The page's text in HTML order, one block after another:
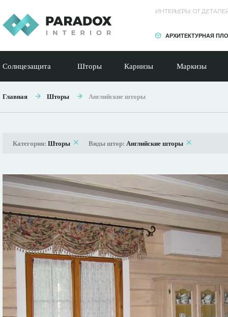
ИНТЕРЬЕРЫ: ОТ
АРХИТЕКТУРНАЯ
Солнцезащита Шторы Карнизы Маркизы
Главная Шторы Английские шторы
Категория: Шторы Виды штор: Английские шторы